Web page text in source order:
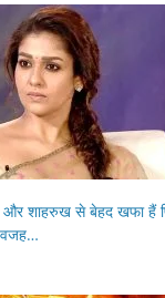
शाहरुख से बेहद खफा हैं
वजह…